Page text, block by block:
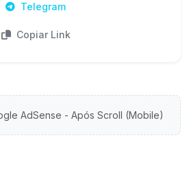
Telegram
Copiar Link
AdSense - Após Scroll (Mobile)